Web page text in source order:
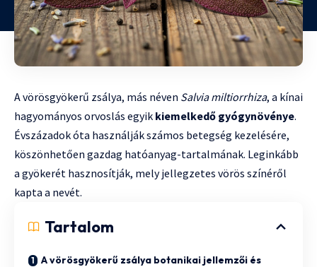
A vörösgyökerű zsálya, más néven Salvia miltiorrhiza, a kínai
hagyományos orvoslás egyik kiemelkedő gyógynövénye.
Évszázadok óta használják számos betegség kezelésére,
köszönhetően gazdag hatóanyag-tartalmának. Leginkább
a gyökerét hasznosítják, mely jellegzetes vörös színéről
kapta a nevét.
Tartalom
A vörösgyökerű zsálya botanikai jellemzői és